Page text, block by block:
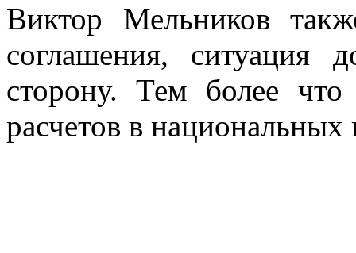
Виктор Мельников
соглашения, ситуация
сторону. Тем более что
расчетов в национальных